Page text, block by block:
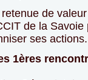
de
de la Savoie
ses actions.
1ères